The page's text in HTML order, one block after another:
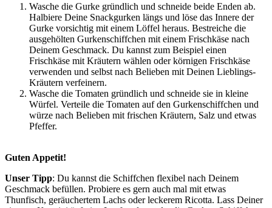
Wasche die Gurke gründlich und schneide beide Enden ab.
Halbiere Deine Snackgurken längs und löse das Innere der
Gurke vorsichtig mit einem Löffel heraus. Bestreiche die
ausgehölten Gurkenschiffchen mit einem Frischkäse nach
Deinem Geschmack. Du kannst zum Beispiel einen
Frischkäse mit Kräutern wählen oder körnigen Frischkäse
verwenden und selbst nach Belieben mit Deinen Lieblings-
Kräutern verfeinern.
Wasche die Tomaten gründlich und schneide sie in kleine
Würfel. Verteile die Tomaten auf den Gurkenschiffchen und
würze nach Belieben mit frischen Kräutern, Salz und etwas
Pfeffer.
Guten Appetit!
Unser Tipp: Du kannst die Schiffchen flexibel nach Deinem
Geschmack befüllen. Probiere es gern auch mal mit etwas
Thunfisch, geräuchertem Lachs oder leckerem Ricotta. Lass Deiner